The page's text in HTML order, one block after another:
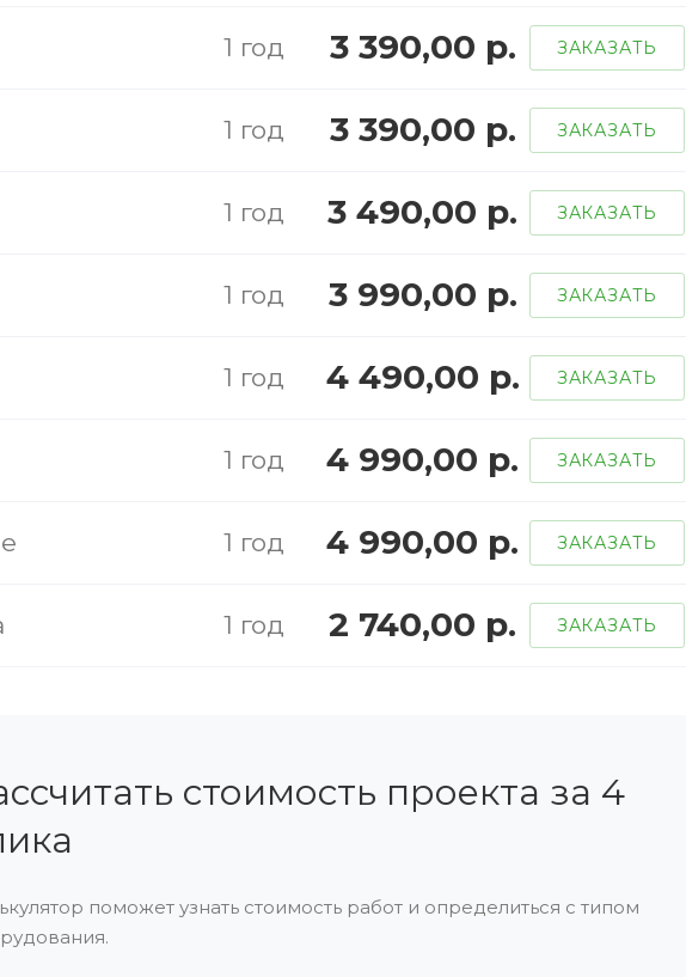
1 год 3 390,00 р. ЗАКАЗАТЬ
1 год 3 390,00 р. ЗАКАЗАТЬ
1 год 3 490,00 р. ЗАКАЗАТЬ
1 год 3 990,00 р. ЗАКАЗАТЬ
1 год 4 490,00 р. ЗАКАЗАТЬ
1 год 4 990,00 р. ЗАКАЗАТЬ
1 год 4 990,00 р. ЗАКАЗАТЬ
1 год 2 740,00 р. ЗАКАЗАТЬ
стоимость проекта за 4
поможет узнать стоимость работ и определиться с типом